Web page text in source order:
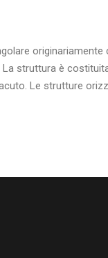
struttura è
Le strutture